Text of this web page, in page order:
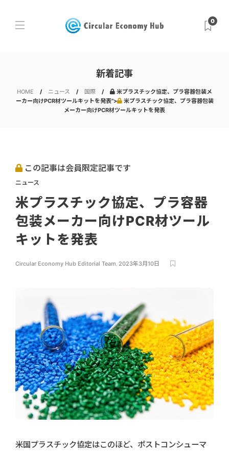
0
新着記事
HOME ニュース 国際
米プラスチック協定、プラ容器包装メ
ーカー向けPCR材ツールキットを発表">
米プラスチック協定、プラ容器包装
メーカー向けPCR材ツールキットを発表
この記事は会員限定記事です
ニュース
米プラスチック協定、プラ容器
包装メーカー向けPCR材ツール
キットを発表
Circular Economy Hub Editorial Team, 2023年3月10日
米国プラスチック協定はこのほど、ポストコンシューマ